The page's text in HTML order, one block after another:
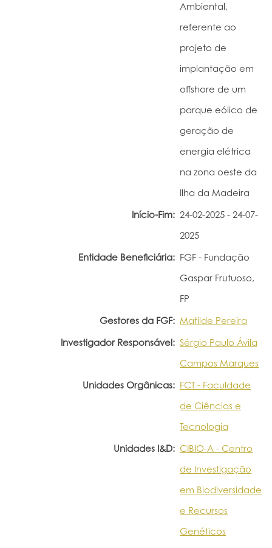
Ambiental,
referente ao
projeto de
implantação em
offshore de um
parque eólico de
geração de
energia elétrica
na zona oeste da
Ilha da Madeira
Início-Fim: 24-02-2025 - 24-07-
2025
Entidade Beneficiária: FGF - Fundação
Gaspar Frutuoso,
FP
Gestores da FGF: Matilde Pereira
Investigador Responsável: Sérgio Paulo Ávila
Campos Marques
Unidades Orgânicas: FCT - Faculdade
de Ciências e
Tecnologia
Unidades I&D: CIBIO-A - Centro
de Investigação
em Biodiversidade
e Recursos
Genéticos